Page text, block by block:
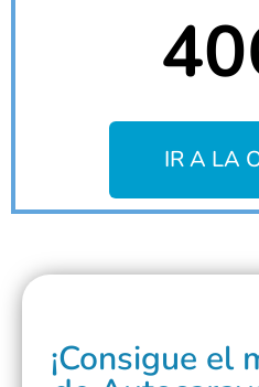
IR A LA
¡Consigue el